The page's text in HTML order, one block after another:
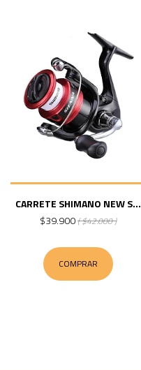
CARRETE SHIMANO NEW S...
$39.900( $42.000 )
COMPRAR